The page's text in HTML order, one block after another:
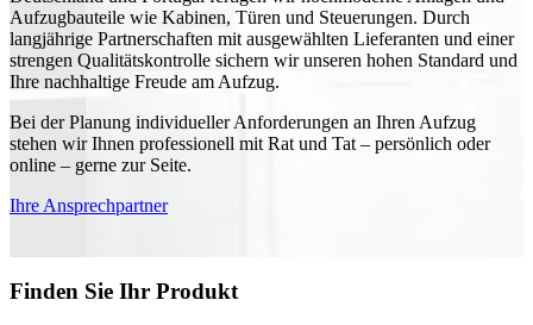
Aufzugbauteile wie Kabinen, Türen und Steuerungen. Durch
langjährige Partnerschaften mit ausgewählten Lieferanten und einer
strengen Qualitätskontrolle sichern wir unseren hohen Standard und
Ihre nachhaltige Freude am Aufzug.
Bei der Planung individueller Anforderungen an Ihren Aufzug
stehen wir Ihnen professionell mit Rat und Tat – persönlich oder
online – gerne zur Seite.
Ihre Ansprechpartner
Finden Sie Ihr Produkt